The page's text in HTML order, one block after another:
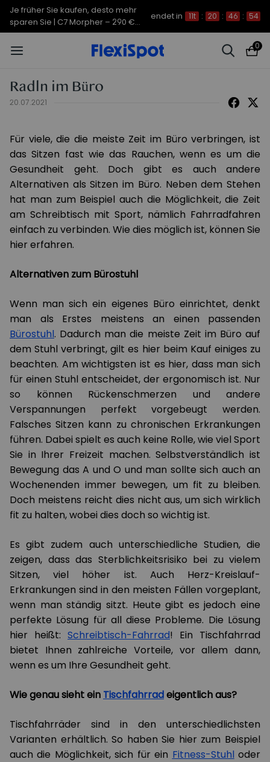
Je früher Sie kaufen, desto mehr
sparen Sie | C7 Morpher – 290 €
Rabatt
endet in 11t : 20 : 46 : 54
0
Radln im Büro
20.07.2021
Für viele, die die meiste Zeit im Büro verbringen, ist
das Sitzen fast wie das Rauchen, wenn es um die
Gesundheit geht. Doch gibt es auch andere
Alternativen als Sitzen im Büro. Neben dem Stehen
hat man zum Beispiel auch die Möglichkeit, die Zeit
am Schreibtisch mit Sport, nämlich Fahrradfahren
einfach zu verbinden. Wie dies möglich ist, können Sie
hier erfahren.
Alternativen zum Bürostuhl
Wenn man sich ein eigenes Büro einrichtet, denkt
man als Erstes meistens an einen passenden
Bürostuhl. Dadurch man die meiste Zeit im Büro auf
dem Stuhl verbringt, gilt es hier beim Kauf einiges zu
beachten. Am wichtigsten ist es hier, dass man sich
für einen Stuhl entscheidet, der ergonomisch ist. Nur
so können Rückenschmerzen und andere
Verspannungen perfekt vorgebeugt werden.
Falsches Sitzen kann zu chronischen Erkrankungen
führen. Dabei spielt es auch keine Rolle, wie viel Sport
Sie in Ihrer Freizeit machen. Selbstverständlich ist
Bewegung das A und O und man sollte sich auch an
Wochenenden immer bewegen, um fit zu bleiben.
Doch meistens reicht dies nicht aus, um sich wirklich
fit zu halten, wobei dies doch so wichtig ist.
Es gibt zudem auch unterschiedliche Studien, die
zeigen, dass das Sterblichkeitsrisiko bei zu vielem
Sitzen, viel höher ist. Auch Herz-Kreislauf-
Erkrankungen sind in den meisten Fällen vorgeplant,
wenn man ständig sitzt. Heute gibt es jedoch eine
perfekte Lösung für all diese Probleme. Die Lösung
hier heißt: Schreibtisch-Fahrrad! Ein Tischfahrrad
bietet Ihnen zahlreiche Vorteile, vor allem dann,
wenn es um Ihre Gesundheit geht.
Wie genau sieht ein Tischfahrradeigentlich aus?
Tischfahrräder sind in den unterschiedlichsten
Varianten erhältlich. So haben Sie hier zum Beispiel
auch die Möglichkeit, sich für ein Fitness-Stuhl oder